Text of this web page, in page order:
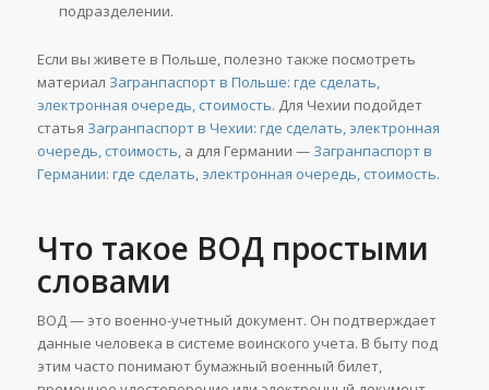
подразделении.
Если вы живете в Польше, полезно также посмотреть
материал Загранпаспорт в Польше: где сделать,
электронная очередь, стоимость. Для Чехии подойдет
статья Загранпаспорт в Чехии: где сделать, электронная
очередь, стоимость, а для Германии — Загранпаспорт в
Германии: где сделать, электронная очередь, стоимость.
Что такое ВОД простыми
словами
ВОД — это военно-учетный документ. Он подтверждает
данные человека в системе воинского учета. В быту под
этим часто понимают бумажный военный билет,